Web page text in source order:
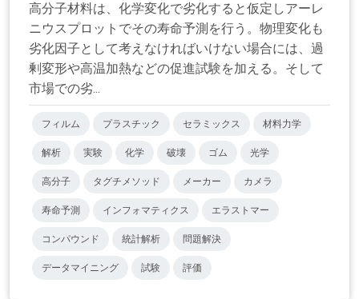
高分子材料は、化学変化で劣化すると仮定しアーレ
ニウスプロットでその寿命予測を行う。物理変化も
劣化因子として考えなければいけない場合には、過
剰変形や高温加熱などの促進試験を加える。そして
市場での劣...
フィルム プラスチック セラミックス 材料力学
解析 実験 化学 破壊 ゴム 光学
高分子 タグチメソッド メーカー カメラ
寿命予測 インフォマティクス エラストマー
コンパウンド 統計解析 問題解決
データマイニング 試験 評価